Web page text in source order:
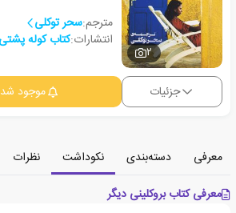
2
مترجم:سحر توکلی
انتشارات:کتاب کوله پشتی
جزئیات موجود
معرفی دسته‌بندی نکوداشت
نظرات
معرفی کتاب بروکلینی دیگر